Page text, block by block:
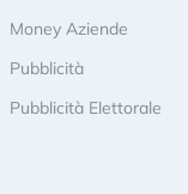
Money Aziende
Pubblicità
Pubblicità Elettorale